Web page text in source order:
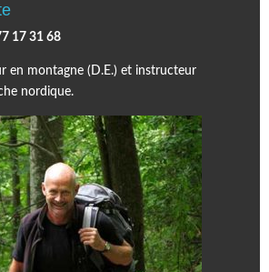
17 31 68
en montagne (D.E.) et instructeur
nordique.